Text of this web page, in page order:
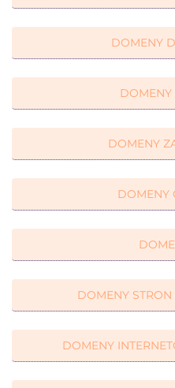
DOMENY
DOMENY
DOMENY
DOMENY
DOMENY